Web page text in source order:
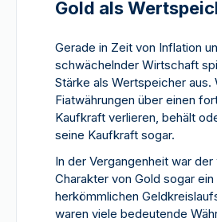
Gold als
Gerade in Zeit von Inflation
schwächelnder Wirtschaft
Stärke als Wertspeicher aus.
Fiatwährungen über einen
Kaufkraft verlieren, behält
seine Kaufkraft sogar.
In der Vergangenheit war
Charakter von Gold sogar ein
herkömmlichen
waren viele bedeutende